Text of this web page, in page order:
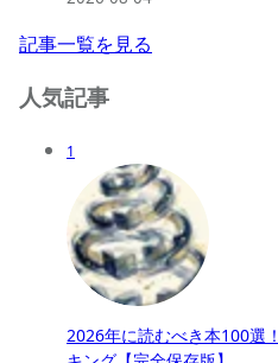
記事一覧を見る
人気記事
1
2026年に読むべき本100選